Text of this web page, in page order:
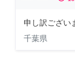
申し訳ござい
千葉県